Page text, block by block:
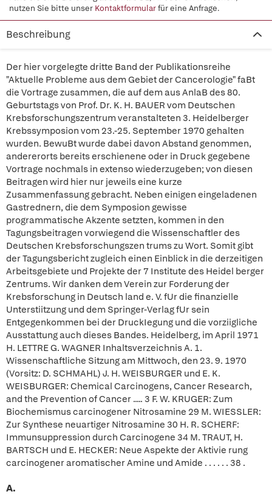
nutzen Sie bitte unser Kontaktformularfür eine Anfrage.
Beschreibung
Der hier vorgelegte dritte Band der Publikationsreihe
"Aktuelle Probleme aus dem Gebiet der Cancerologie" faBt
die Vortrage zusammen, die auf dem aus AnlaB des 80.
Geburtstags von Prof. Dr. K. H. BAUER vom Deutschen
Krebsforschungszentrum veranstalteten 3. Heidelberger
Krebssymposion vom 23.-25. September 1970 gehalten
wurden. BewuBt wurde dabei davon Abstand genommen,
andererorts bereits erschienene oder in Druck gegebene
Vortrage nochmals in extenso wiederzugeben; von diesen
Beitragen wird hier nur jeweils eine kurze
Zusammenfassung gebracht. Neben einigen eingeladenen
Gastrednern, die dem Symposion gewisse
programmatische Akzente setzten, kommen in den
Tagungsbeitragen vorwiegend die Wissenschaftler des
Deutschen Krebsforschungszen trums zu Wort. Somit gibt
der Tagungsbericht zugleich einen Einblick in die derzeitigen
Arbeitsgebiete und Projekte der 7 Institute des Heidel berger
Zentrums. Wir danken dem Verein zur Forderung der
Krebsforschung in Deutsch land e. V. fUr die finanzielle
Unterstiitzung und dem Springer-Verlag fUr sein
Entgegenkommen bei der DruckIegung und die vorziigliche
Ausstattung auch dieses Bandes. Heidelberg, im April 1971
H. LETTRE G. WAGNER Inhaltsverzeichnis A. 1.
Wissenschaftliche Sitzung am Mittwoch, den 23. 9. 1970
(Vorsitz: D. SCHMAHL) J. H. WEISBURGER und E. K.
WEISBURGER: Chemical Carcinogens, Cancer Research,
and the Prevention of Cancer ..... 3 F. W. KRUGER: Zum
Biochemismus carcinogener Nitrosamine 29 M. WIESSLER:
Zur Synthese neuartiger Nitrosamine 30 H. R. SCHERF:
Immunsuppression durch Carcinogene 34 M. TRAUT, H.
BARTSCH und E. HECKER: Neue Aspekte der Aktivie rung
carcinogener aromatischer Amine und Amide . . . . . . 38 .
A.